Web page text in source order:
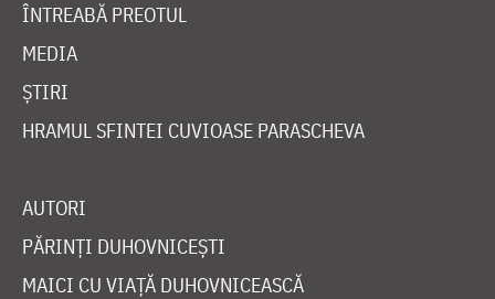
ÎNTREABĂ PREOTUL
MEDIA
ȘTIRI
HRAMUL SFINTEI CUVIOASE PARASCHEVA
AUTORI
PĂRINȚI DUHOVNICEȘTI
MAICI CU VIAȚĂ DUHOVNICEASCĂ